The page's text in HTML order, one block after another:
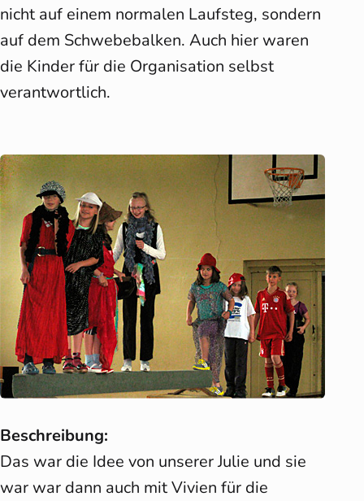
nicht auf einem normalen Laufsteg, sondern
auf dem Schwebebalken. Auch hier waren
die Kinder für die Organisation selbst
verantwortlich.
Beschreibung:
Das war die Idee von unserer Julie und sie
war war dann auch mit Vivien für die